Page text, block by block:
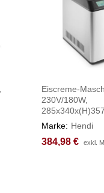
Eiscreme-
230V/180W,
Marke: Hendi
384,98 € exkl.
384,98 € exkl.